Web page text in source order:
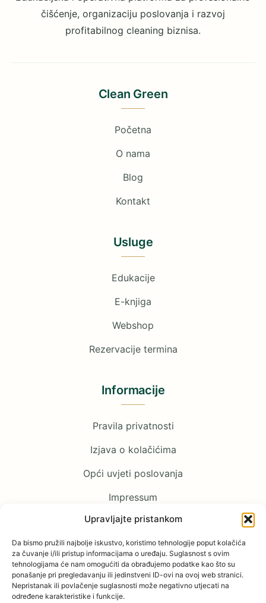
Upravljajte pristankom
Da bismo pružili najbolje iskustvo, koristimo tehnologije poput kolačića
za čuvanje i/ili pristup informacijama o uređaju. Suglasnost s ovim
tehnologijama će nam omogućiti da obrađujemo podatke kao što su
ponašanje pri pregledavanju ili jedinstveni ID-ovi na ovoj web stranici.
Nepristanak ili povlačenje suglasnosti može negativno utjecati na
određene karakteristike i funkcije.
čišćenje, organizaciju poslovanja i razvoj
profitabilnog cleaning biznisa.
Clean Green
Početna
O nama
Blog
Kontakt
Usluge
Edukacije
E-knjiga
Webshop
Rezervacije termina
Informacije
Pravila privatnosti
Izjava o kolačićima
Opći uvjeti poslovanja
Impressum
Pratite nas
Facebook
YouTube